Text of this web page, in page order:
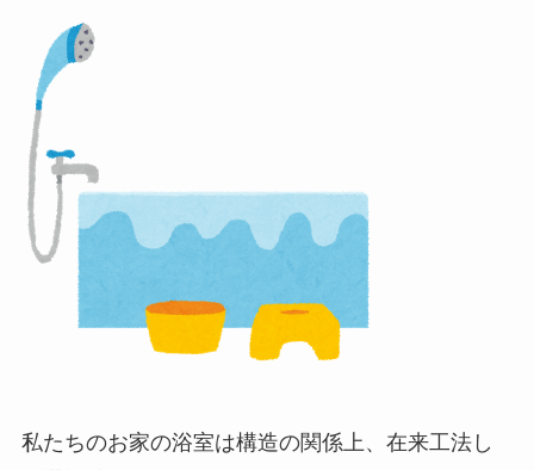
私たちのお家の浴室は構造の関係上、在来工法し